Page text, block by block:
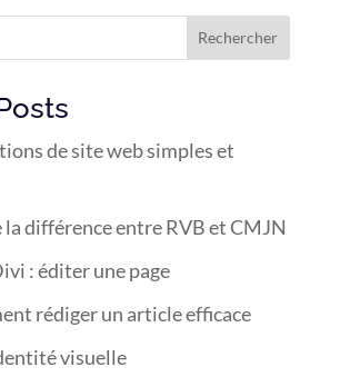
Rechercher
de site web simples et
différence entre RVB et CMJN
: éditer une page
rédiger un article efficace
visuelle